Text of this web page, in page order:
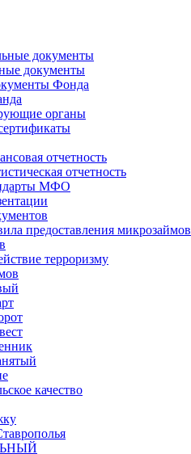
документы
документы
Фонда
органы
отчетность
отчетность
МФО
предоставления микрозаймов
терроризму
качество